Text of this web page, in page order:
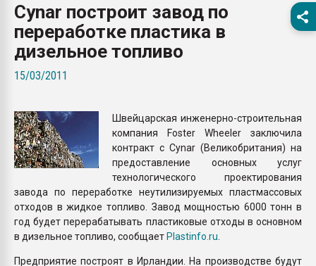
Материал поверхности
вакуумного
Cynar построит завод по
переработке пластика в
дизельное топливо
15/03/2011
Швейцарская инженерно-строительная
компания Foster Wheeler заключила
контракт с Cynar (Великобритания) на
предоставление основных услуг
технологического проектирования
завода по переработке неутилизируемых пластмассовых
отходов в жидкое топливо. Завод мощностью 6000 тонн в
год будет перерабатывать пластиковые отходы в основном
в дизельное топливо, сообщаетPlastinfo.ru
Предприятие построят в Ирландии. На производстве будут